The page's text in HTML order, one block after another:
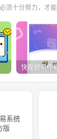
须十分努力，才
系统
版